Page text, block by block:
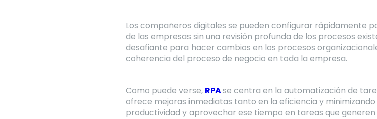
Los compañeros digitales se pueden configurar rápidamente
de las empresas sin una revisión profunda de los procesos
desafiante para hacer cambios en los procesos
coherencia del proceso de negocio en toda la empresa.
Como puede verse, RPAse centra en la automatización de
ofrece mejoras inmediatas tanto en la eficiencia y
productividad y aprovechar ese tiempo en tareas que